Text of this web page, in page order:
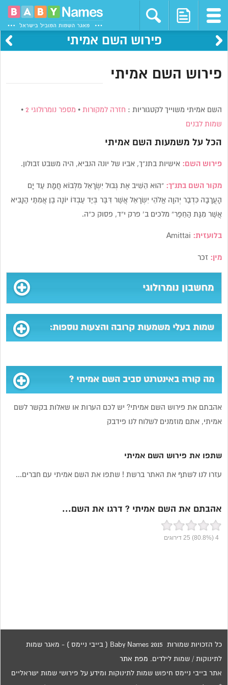
פירוש השם אמיתי
פירוש השם אמיתי
השם אמיתי משוייך לקטגוריות : חזרה למקורות • מספר נומרולוגי 2 •
שמות לבנים
הכל על משמעות השם אמיתי
פירוש השם: אישיות בתנ”ך, אביו של יונה הנביא, היה משבט זבולון.
מקור השם בתנ”ך: “הוּא הֵשִׁיב אֶת גְּבוּל יִשְׂרָאֵל מִלְּבוֹא חֲמָת עַד יָם
הָעֲרָבָה כִּדְבַר יְהוָה אֱלֹהֵי יִשְׂרָאֵל אֲשֶׁר דִּבֶּר בְּיַד עַבְדּוֹ יוֹנָה בֶן אֲמִתַּי הַנָּבִיא
אֲשֶׁר מִגַּת הַחֵפֶר” מלכים ב’ פרק י”ד, פסוק כ”ה.
בלועזית:
מין: זכר
מחשבון נומרולוגי
שמות בעלי משמעות קרובה והצעות נוספות:
מה קורה באינטרנט סביב השם אמיתי ?
אהבתם את פירוש השם אמיתי? יש לכם הערות או שאלות בקשר לשם
אמיתי, אתם מוזמנים לשלוח לנו פידבק
שתפו את פירוש השם אמיתי
עזרו לנו לשתף את האתר ברשת ! שתפו את השם אמיתי עם חברים...
אהבתם את השם אמיתי ? דרגו את השם...
4
(80.8%)
25 דירוגים
כל הזכויות שמורות 2015 Baby Names ( בייבי ניימס ) - מאגר שמות
לתינוקות / שמות לילדים. מפת אתר
אתר בייבי ניימס חיפוש שמות לתינוקות ומידע על פירושי שמות ישראליים